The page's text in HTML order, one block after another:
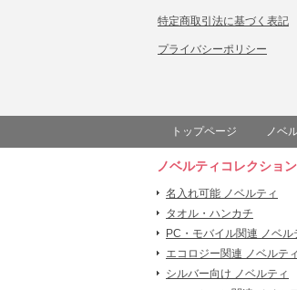
特定商取引法に基づく表記
プライバシーポリシー
トップページ ノベ
ノベルティコレクショ
名入れ可能 ノベルティ
タオル・ハンカチ
PC・モバイル関連 ノベル
エコロジー関連 ノベルティ
シルバー向け ノベルティ